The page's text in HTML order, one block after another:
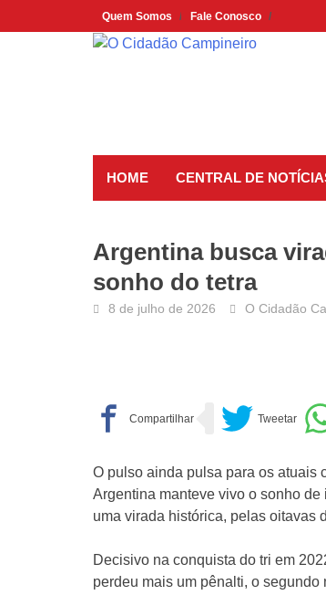
to
Quem Somos Fale Conosco
HOME CENTRAL DE
Argentina busca
sonho do tetra
8 de julho de 2026 O Cidadão
O pulso ainda pulsa para os atuais
Argentina manteve vivo o sonho
uma virada histórica, pelas oitavas
Decisivo na conquista do tri em
perdeu mais um pênalti, o